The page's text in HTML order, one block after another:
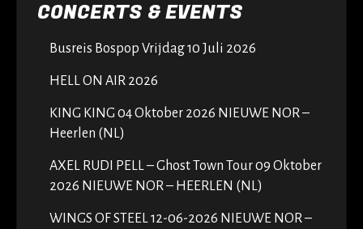
CONCERTS & EVENTS
Busreis Bospop Vrijdag 10 Juli 2026
HELL ON AIR 2026
KING KING 04 Oktober 2026 NIEUWE NOR –
Heerlen (NL)
AXEL RUDI PELL – Ghost Town Tour 09 Oktober
2026 NIEUWE NOR – HEERLEN (NL)
WINGS OF STEEL 12-06-2026 NIEUWE NOR –